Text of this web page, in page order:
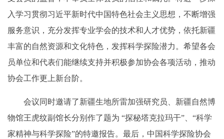
入学习贯彻习近平新时代中国特色社会主义思想，不断增强
服务意识，充分发挥专业学会的技术和人才优势，依托新疆
丰富的自然资源和文化特色，发挥科学探险潜力。希望各会
员单位和代表们能继续支持并积极参加协会各项活动，推动
协会工作更上新台阶。
会议同时邀请了新疆生地所雷加强研究员、新疆自然博
物馆王虎纹副馆长分别作了题为 “探秘塔克拉玛干”、“科学
家精神与科学探险”的特邀报告。最后，中国科学探险协会